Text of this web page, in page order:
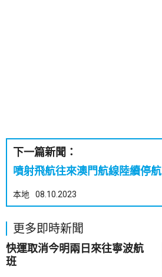
下一篇新聞：
噴射飛航往來澳門航線陸續停航
本地 08.10.2023
更多即時新聞
快運取消今明兩日來往寧波航
班